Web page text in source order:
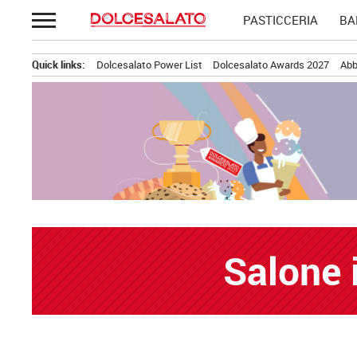
Passa
al
PASTICCERIA
Quick links: Dolcesalato Power List Dolcesalato Awards 2027